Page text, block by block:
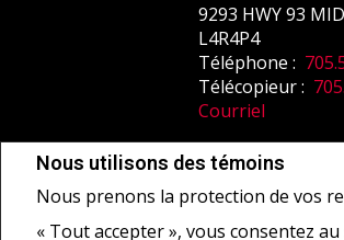
Nous utilisons des témoins
Nous prenons la protection de vos
« Tout accepter », vous consentez
9293 HWY 93
L4R4P4
Téléphone :
Télécopieur :
Courriel
Ne vise pas à solliciter les acheteurs ou
National Association of REALTORS® et